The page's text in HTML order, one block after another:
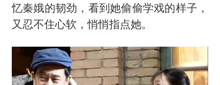
忆秦娥的韧劲，看到她偷偷学戏的样子，
又忍不住心软，悄悄指点她。